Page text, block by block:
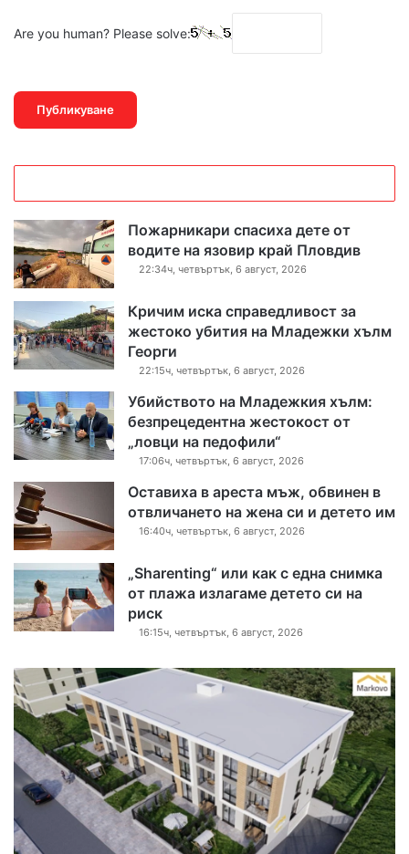
Are you human? Please solve:
Пожарникари спасиха дете от
водите на язовир край Пловдив
22:34ч, четвъртък, 6 август, 2026
Кричим иска справедливост за
жестоко убития на Младежки хълм
Георги
22:15ч, четвъртък, 6 август, 2026
Убийството на Младежкия хълм:
безпрецедентна жестокост от
„ловци на педофили“
17:06ч, четвъртък, 6 август, 2026
Оставиха в ареста мъж, обвинен в
отвличането на жена си и детето им
16:40ч, четвъртък, 6 август, 2026
„Sharenting“ или как с една снимка
от плажа излагаме детето си на
риск
16:15ч, четвъртък, 6 август, 2026